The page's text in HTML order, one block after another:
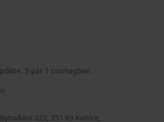
5 pár 1 csomagban.
222, 251 63 Kunice,